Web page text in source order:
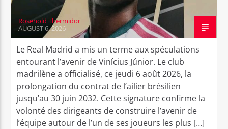
Rosenold Thermidor
AUGUST 6, 2026
Le Real Madrid a mis un terme aux spéculations
entourant l’avenir de Vinícius Júnior. Le club
madrilène a officialisé, ce jeudi 6 août 2026, la
prolongation du contrat de l’ailier brésilien
jusqu’au 30 juin 2032. Cette signature confirme la
volonté des dirigeants de construire l’avenir de
l’équipe autour de l’un de ses joueurs les plus […]